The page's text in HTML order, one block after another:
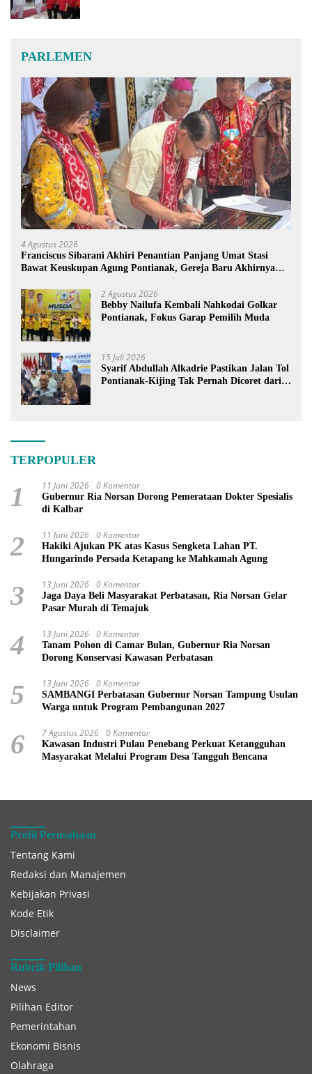
PARLEMEN
4 Agustus 2026
Franciscus Sibarani Akhiri Penantian Panjang Umat Stasi
Bawat Keuskupan Agung Pontianak, Gereja Baru Akhirnya
2 Agustus 2026
Bebby Nailufa Kembali Nahkodai Golkar
Pontianak, Fokus Garap Pemilih Muda
15 Juli 2026
Syarif Abdullah Alkadrie Pastikan Jalan Tol
Pontianak-Kijing Tak Pernah Dicoret dari
TERPOPULER
1 11 Juni 2026 0 Komentar
Gubernur Ria Norsan Dorong Pemerataan Dokter Spesialis
di Kalbar
2 11 Juni 2026 0 Komentar
Hakiki Ajukan PK atas Kasus Sengketa Lahan PT.
Hungarindo Persada Ketapang ke Mahkamah Agung
3 13 Juni 2026 0 Komentar
Jaga Daya Beli Masyarakat Perbatasan, Ria Norsan Gelar
Pasar Murah di Temajuk
4 13 Juni 2026 0 Komentar
Tanam Pohon di Camar Bulan, Gubernur Ria Norsan
Dorong Konservasi Kawasan Perbatasan
5 13 Juni 2026 0 Komentar
SAMBANGI Perbatasan Gubernur Norsan Tampung Usulan
Warga untuk Program Pembangunan 2027
6 7 Agustus 2026 0 Komentar
Kawasan Industri Pulau Penebang Perkuat Ketangguhan
Masyarakat Melalui Program Desa Tangguh Bencana
Profil Perusahaan
Tentang Kami
Redaksi dan Manajemen
Kebijakan Privasi
Kode Etik
Disclaimer
Rubrik Pilihan
News
Pilihan Editor
Pemerintahan
Ekonomi Bisnis
Olahraga